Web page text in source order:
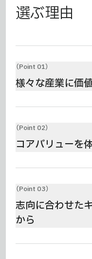
選ぶ理由
（Point 01）
様々な産業に価
クリニック向けのオー
ス」を展開するアトミ
ら2つの産業にとどま
い産業へ私たちが展開
（Point 02）
コアバリューを
アトミックソフトウェ
います。コアバリューで
を全員が体現すること
ってビジョンの実現に
（Point 03）
志向に合わせた
から
アトミックソフトウェ